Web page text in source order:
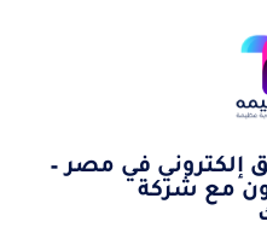
إلكتروني في مصر –
مع شركة